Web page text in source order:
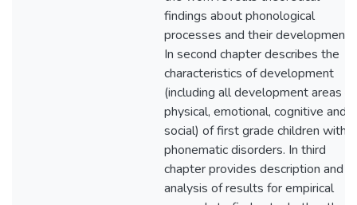
findings about phonological
processes and their development.
In second chapter describes the
characteristics of development
(including all development areas –
physical, emotional, cognitive and
social) of first grade children with
phonematic disorders. In third
chapter provides description and
analysis of results for empirical